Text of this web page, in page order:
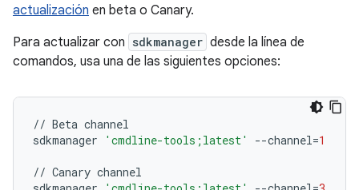
actualización en beta o Canary.
Para actualizar con sdkmanager desde la línea de
comandos, usa una de las siguientes opciones:
// Beta channel
sdkmanager
'cmdline-tools;latest' --channel=1
// Canary channel